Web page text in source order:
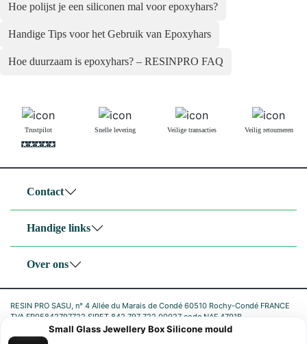
Small Glass Jewellery Box Silicone mould
Hoe polijst je een siliconen mal voor epoxyhars?
Handige Tips voor het Gebruik van Epoxyhars
Hoe duurzaam is epoxyhars? – RESINPRO FAQ
Trustpilot Snelle levering Veilige transacties Veilig retourneren
Contact
Handige links
Over ons
RESIN PRO SASU, n° 4 Allée du Marais de Condé 60510 Rochy-Condé FRANCE
TVA FR05842797722 SIRET 842 797 722 00027 code NAF 4791B